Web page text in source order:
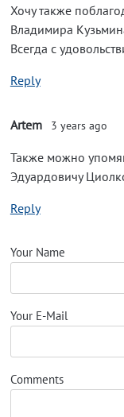
Хочу также
Владимира
Всегда с
Reply
Artem 3 years ago
Также можно
Эдуардовичу
Reply
Your Name
Your E-Mail
Comments